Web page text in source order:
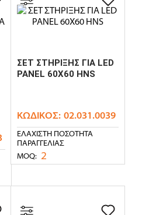
ΣΕΤ ΣΤΗΡΙΞΗΣ ΓΙΑ LED
PANEL 60X60 HNS
ΚΩΔΙΚΌΣ: 02.031.0039
ΕΛΆΧΙΣΤΗ ΠΟΣΌΤΗΤΑ
ΠΑΡΑΓΓΕΛΊΑΣ
MOQ: 2